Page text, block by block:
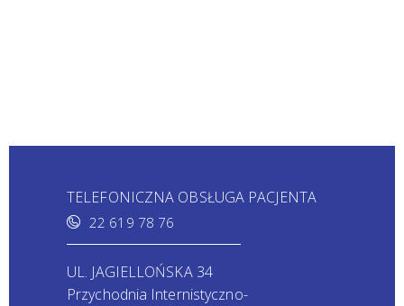
TELEFONICZNA OBSŁUGA PACJENTA
22 619 78 76
UL. JAGIELLOŃSKA 34
Przychodnia Internistyczno-